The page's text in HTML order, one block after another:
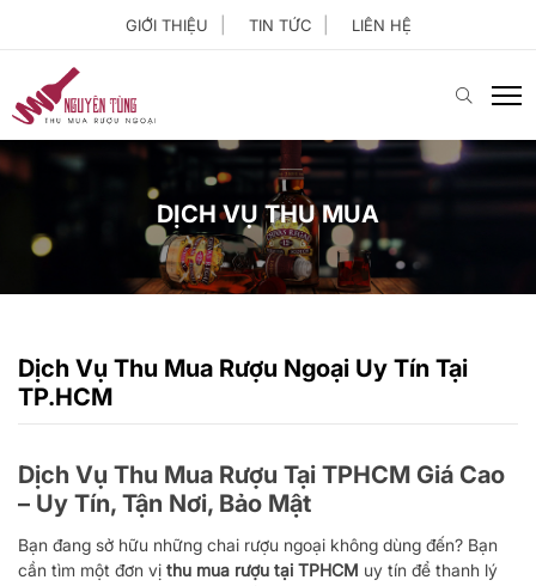
GIỚI THIỆU TIN TỨC LIÊN HỆ
DỊCH VỤ THU MUA
Dịch Vụ Thu Mua Rượu Ngoại Uy Tín Tại
TP.HCM
Dịch Vụ Thu Mua Rượu Tại TPHCM Giá Cao
– Uy Tín, Tận Nơi, Bảo Mật
Bạn đang sở hữu những chai rượu ngoại không dùng đến? Bạn
cần tìm một đơn vị thu mua rượu tại TPHCM uy tín để thanh lý